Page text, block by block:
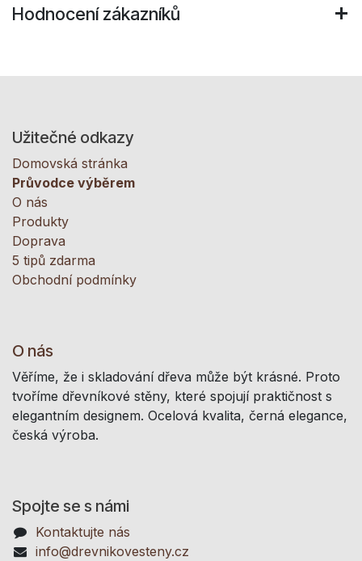
Hodnocení zákazníků
Užitečné odkazy
Domovská stránka
Průvodce výběrem
O nás
Produkty
Doprava
5 tipů zdarma
Obchodní podmínky
O nás
Věříme, že i skladování dřeva může být krásné. Proto
tvoříme dřevníkové stěny, které spojují praktičnost s
elegantním designem. Ocelová kvalita, černá elegance,
česká výroba.
Spojte se s námi
Kontaktujte nás
info@drevnikovesteny.cz